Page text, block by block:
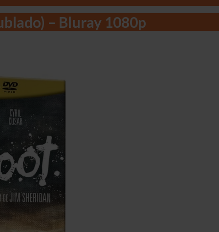
– Bluray 1080p